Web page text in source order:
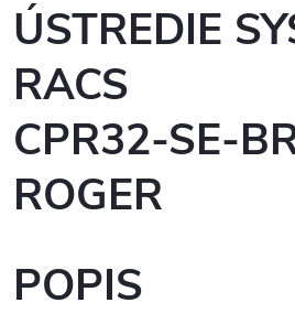
ÚSTREDIE
RACS
CPR32-SE-
ROGER
POPIS